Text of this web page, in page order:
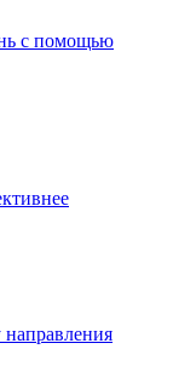
с помощью
направления